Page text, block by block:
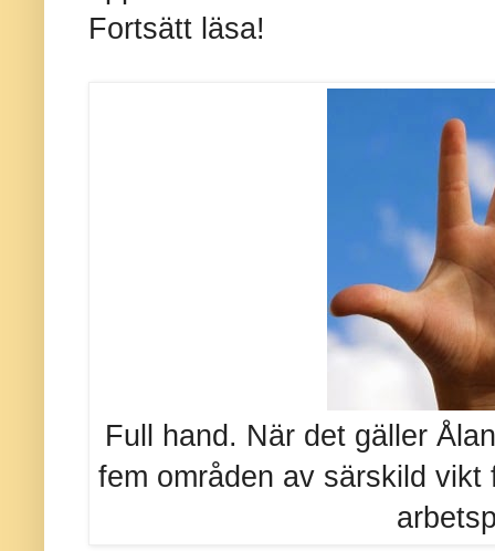
Fortsätt läsa!
Full hand. När det gäller
fem områden av särskild